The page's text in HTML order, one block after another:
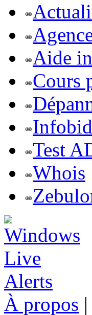
Aide
Cours
Test
Whois
À propos |